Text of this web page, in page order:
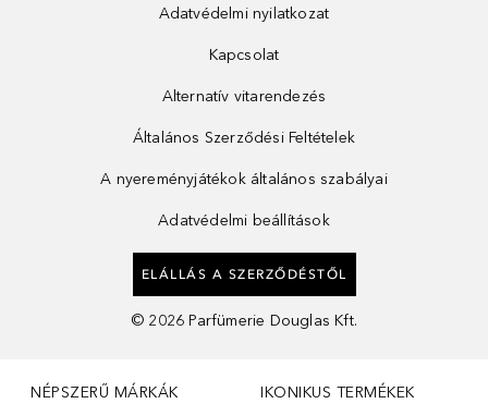
Adatvédelmi nyilatkozat
Kapcsolat
Alternatív vitarendezés
Általános Szerződési Feltételek
A nyereményjátékok általános szabályai
Adatvédelmi beállítások
ELÁLLÁS A SZERZŐDÉSTŐL
© 2026 Parfümerie Douglas Kft.
NÉPSZERŰ MÁRKÁK IKONIKUS TERMÉKEK